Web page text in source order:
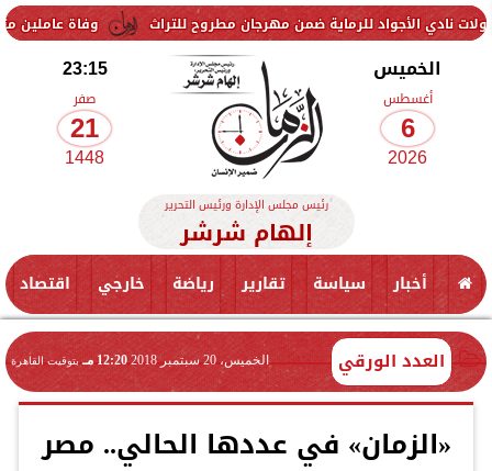
وفاة عاملين متأثرين للرماية ضمن مهرجان مطروح للتراث
الخميس
أغسطس
6
2026
23:15
صفر
21
1448
رئيس مجلس الإدارة ورئيس التحرير
إلهام شرشر
أخبار سياسة تقارير رياضة خارجي اقتصاد
العدد الورقي الخميس، 20 سبتمبر 2018 12:20 مـ بتوقيت القاهرة
«الزمان» في عددها الحالي.. مصر